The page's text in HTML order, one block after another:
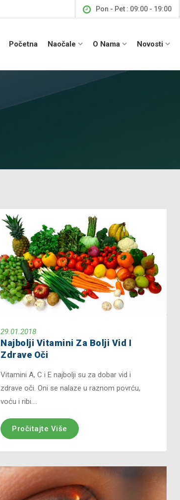
Pon - Pet : 09:00 - 19:00
Početna Naočale O Nama Novosti
29.01.2018
Najbolji Vitamini Za Bolji Vid I
Zdrave Oči
Vitamini A, C i E najbolji su za dobar vid i
zdrave oči. Oni se nalaze u raznom povrću,
voću i ribi....
Pročitajte Više